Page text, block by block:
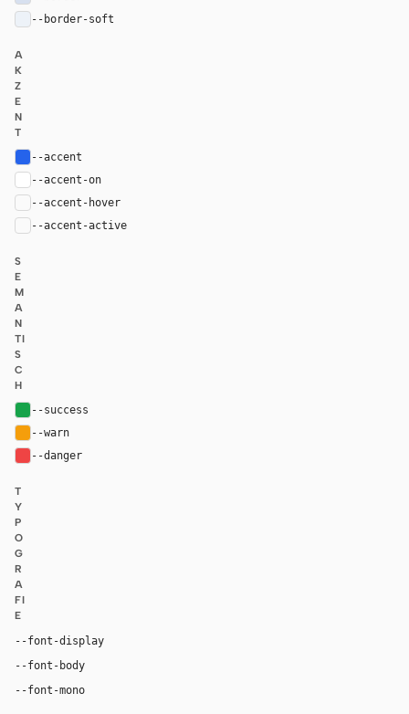
--border-soft
A
K
Z
E
N
T
--accent
--accent-on
--accent-hover
--accent-active
S
E
M
A
N
TI
S
C
H
--success
--warn
--danger
T
Y
P
O
G
R
A
FI
E
--font-display
--font-body
--font-mono